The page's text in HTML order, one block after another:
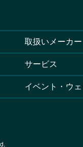
取扱いメーカー
サービス
イベント・ウ